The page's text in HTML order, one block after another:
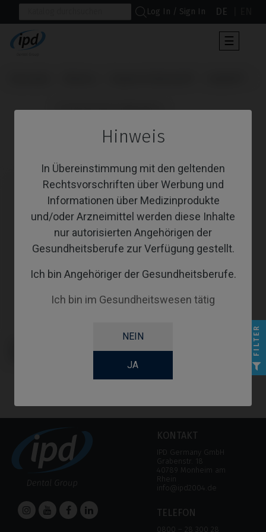
Hinweis
In Übereinstimmung mit den geltenden
Rechtsvorschriften über Werbung und
Informationen über Medizinprodukte
und/oder Arzneimittel werden diese Inhalte
nur autorisierten Angehörigen der
Gesundheitsberufe zur Verfügung gestellt.
Ich bin Angehöriger der Gesundheitsberufe.
Ich bin im Gesundheitswesen tätig
NEIN
JA
Log In / Sign In DE
der
☰
                      Provisorisches Abutment
kompatibel mit Sweden & Martina®
KONTAKT
IPD Germany GmbH
Grabenstr. 18
40789 Monheim am
Rhein
info@ipd2004.de
TELEFON
0800 – 28 300 28
FILTER